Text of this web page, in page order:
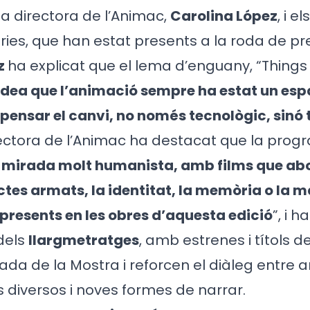
directora de l’Animac, Carolina López, i
que han estat presents a la roda de
ha explicat que el lema d’enguany,
que l’animació sempre ha estat un
el canvi, no només tecnològic,
de l’Animac ha destacat que la
molt humanista, amb films que
armats, la identitat, la memòria o la
en les obres d’aquesta edició”, i
llargmetratges, amb estrenes i títols
de la Mostra i reforcen el diàleg entre
diversos i noves formes de narrar.